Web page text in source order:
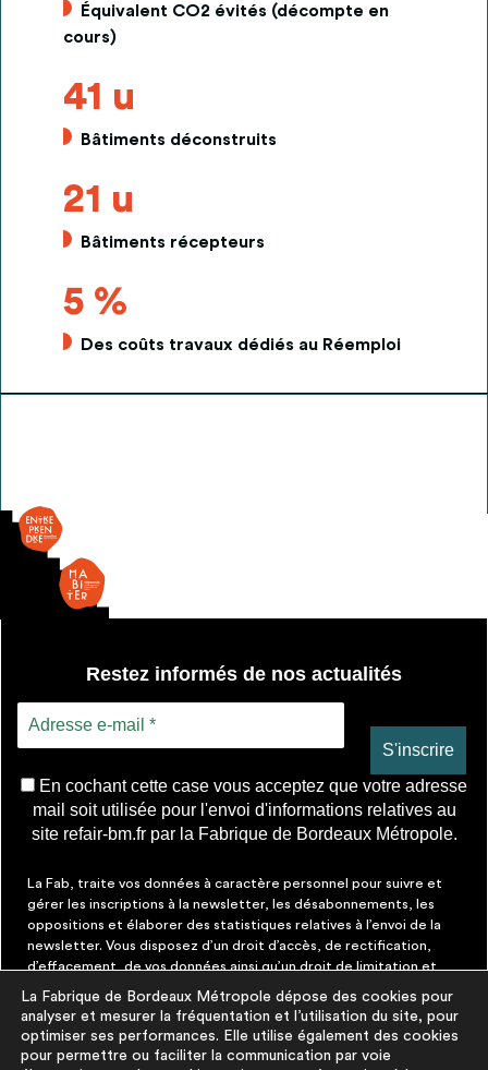
Équivalent CO2 évités (décompte en
cours)
41 u
Bâtiments déconstruits
21 u
Bâtiments récepteurs
5 %
Des coûts travaux dédiés au Réemploi
Restez informés de nos actualités
En cochant cette case vous acceptez que votre adresse
mail soit utilisée pour l'envoi d'informations relatives au
site refair-bm.fr par la Fabrique de Bordeaux Métropole.
La Fab, traite vos données à caractère personnel pour suivre et
gérer les inscriptions à la newsletter, les désabonnements, les
oppositions et élaborer des statistiques relatives à l’envoi de la
newsletter. Vous disposez d’un droit d’accès, de rectification,
d’effacement, de vos données ainsi qu’un droit de limitation et
moment faire cesser ces communications en cliquant sur le lien de
désinscription figurant dans chaque message. Vous pouvez
exercer ces droits par courrier électronique à contact@lafab-
La Fabrique de Bordeaux Métropole dépose des cookies pour
analyser et mesurer la fréquentation et l’utilisation du site, pour
optimiser ses performances. Elle utilise également des cookies
pour permettre ou faciliter la communication par voie